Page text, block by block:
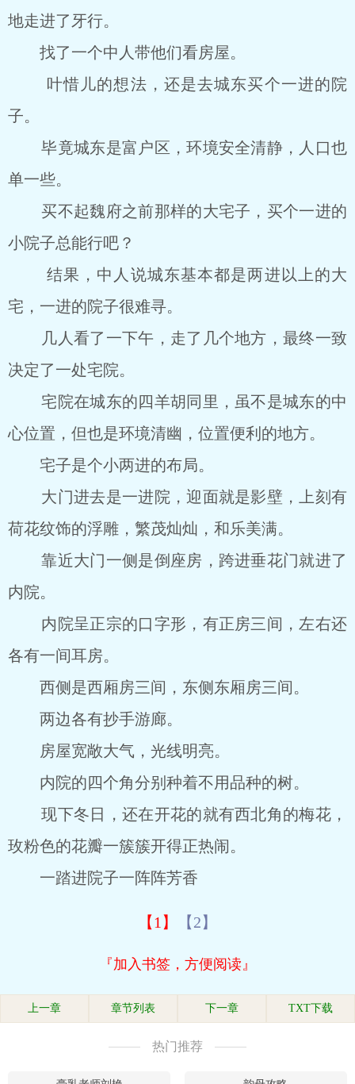
地走进了牙行。
找了一个中人带他们看房屋。
叶惜儿的想法，还是去城东买个一进的院
子。
毕竟城东是富户区，环境安全清静，人口也
单一些。
买不起魏府之前那样的大宅子，买个一进的
小院子总能行吧？
结果，中人说城东基本都是两进以上的大
宅，一进的院子很难寻。
几人看了一下午，走了几个地方，最终一致
决定了一处宅院。
宅院在城东的四羊胡同里，虽不是城东的中
心位置，但也是环境清幽，位置便利的地方。
宅子是个小两进的布局。
大门进去是一进院，迎面就是影壁，上刻有
荷花纹饰的浮雕，繁茂灿灿，和乐美满。
靠近大门一侧是倒座房，跨进垂花门就进了
内院。
内院呈正宗的口字形，有正房三间，左右还
各有一间耳房。
西侧是西厢房三间，东侧东厢房三间。
两边各有抄手游廊。
房屋宽敞大气，光线明亮。
内院的四个角分别种着不用品种的树。
现下冬日，还在开花的就有西北角的梅花，
玫粉色的花瓣一簇簇开得正热闹。
一踏进院子一阵阵芳香
【1】 【2】
『加入书签，方便阅读』
上一章 章节列表 下一章 TXT下载
热门推荐